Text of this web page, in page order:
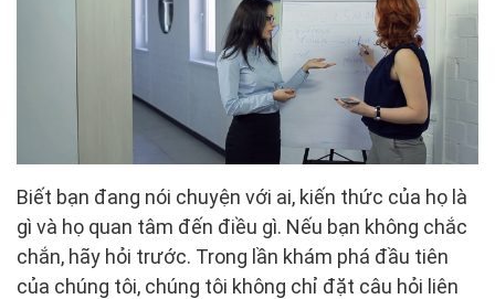
Biết bạn đang nói chuyện với ai, kiến thức của họ là
gì và họ quan tâm đến điều gì. Nếu bạn không chắc
chắn, hãy hỏi trước. Trong lần khám phá đầu tiên
của chúng tôi, chúng tôi không chỉ đặt câu hỏi liên